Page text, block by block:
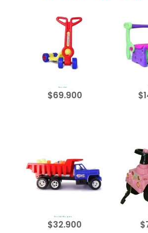
Scooter
$69.900 $
Monster Bloques
$32.900 $